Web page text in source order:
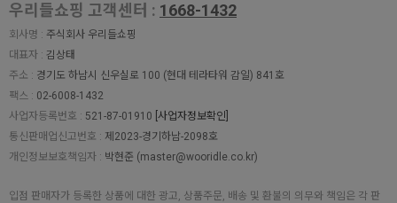
우리들쇼핑 고객센터 : 1668-1432
회사명 : 주식회사 우리들쇼핑
대표자 : 김상태
주소 : 경기도 하남시 신우실로 100 (현대 테라타워 감일) 841호
팩스 : 02-6008-1432
사업자등록번호 : 521-87-01910 [사업자정보확인]
통신판매업신고번호 : 제2023-경기하남-2098호
개인정보보호책임자 : 박현준 (master@wooridle.co.kr)
입점 판매자가 등록한 상품에 대한 광고, 상품주문, 배송 및 환불의 의무와 책임은 각 판